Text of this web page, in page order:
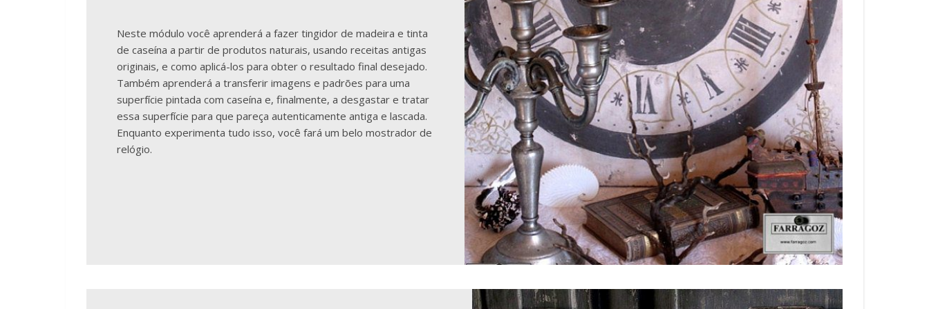
Neste módulo você aprenderá a fazer tingidor de madeira e tinta
de caseína a partir de produtos naturais, usando receitas antigas
originais, e como aplicá-los para obter o resultado final desejado.
Também aprenderá a transferir imagens e padrões para uma
superfície pintada com caseína e, finalmente, a desgastar e tratar
essa superfície para que pareça autenticamente antiga e lascada.
Enquanto experimenta tudo isso, você fará um belo mostrador de
relógio.